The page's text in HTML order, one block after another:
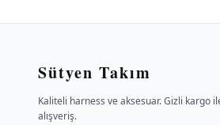
Sütyen Takım
Kaliteli harness ve aksesuar. Gizli kargo
alışveriş.